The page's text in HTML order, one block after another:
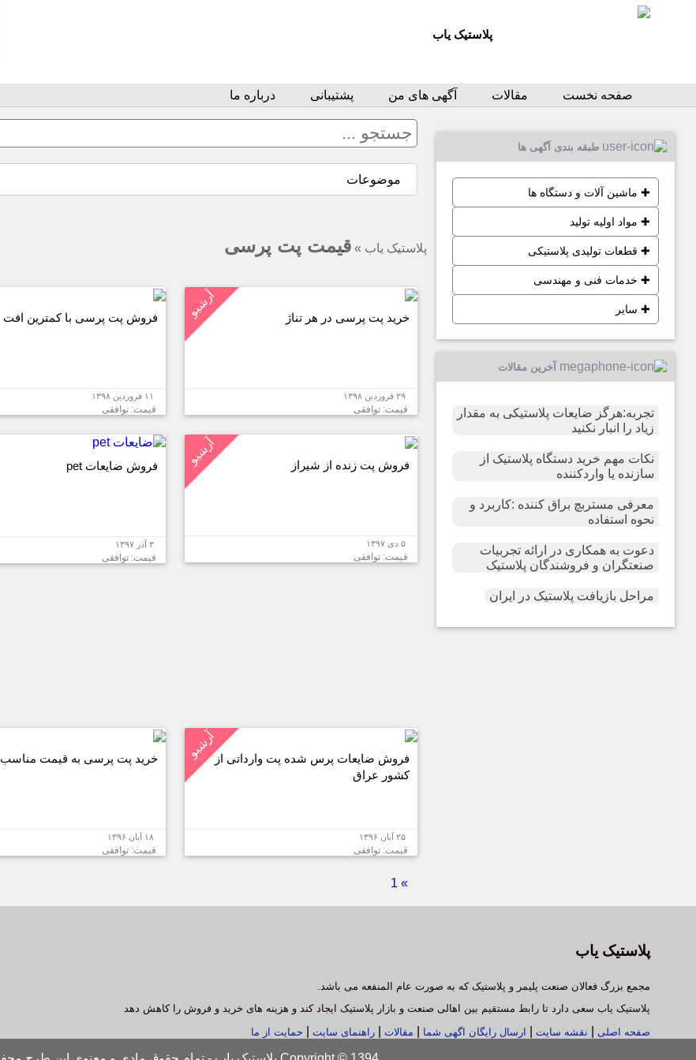
پلاستیک یاب
صفحه نخست مقالات آگهی های من پشتیبانی درباره ما
موضوعات
پلاستیک یاب » قیمت پت پرسی
آرشیو خرید پت پرسی در هر تناژ
۲۹ فروردین ۱۳۹۸
قیمت: توافقی
فروش پت پرسی با کمترین افت
۱۱ فروردین ۱۳۹۸
قیمت: توافقی
آرشیو فروش پت زنده از شیراز
۵ دی ۱۳۹۷
قیمت: توافقی
فروش ضایعات pet
۳ آذر ۱۳۹۷
قیمت: توافقی
آرشیوفروش ضایعات پرس شده پت وارداتی از
کشور عراق
۲۵ آبان ۱۳۹۶
قیمت: توافقی
خرید پت پرسی به قیمت مناسب
۱۸ آبان ۱۳۹۶
قیمت: توافقی
»
1
طبقه بندی آگهی ها
✚ماشین آلات و دستگاه ها
✚مواد اولیه تولید
✚قطعات تولیدی پلاستیکی
✚خدمات فنی و مهندسی
✚سایر
آخرین مقالات
تجربه:هرگز ضایعات پلاستیکی به مقدار
زیاد را انبار نکنید
نکات مهم خرید دستگاه پلاستیک از
سازنده یا واردکننده
معرفی مستربچ براق کننده :کاربرد و
نحوه استفاده
دعوت به همکاری در ارائه تجربیات
صنعتگران و فروشندگان پلاستیک
مراحل بازیافت پلاستیک در ایران
پلاستیک یاب
مجمع بزرگ فعالان صنعت پلیمر و پلاستیک که به صورت عام المنفعه می باشد.
پلاستیک یاب سعی دارد تا رابط مستقیم بین اهالی صنعت و بازار پلاستیک ایجاد کند و هزینه های خرید و فروش را کاهش دهد
صفحه اصلی
نقشه سایت ارسال رایگان اگهی شما مقالات راهنمای سایت حمایت از ما